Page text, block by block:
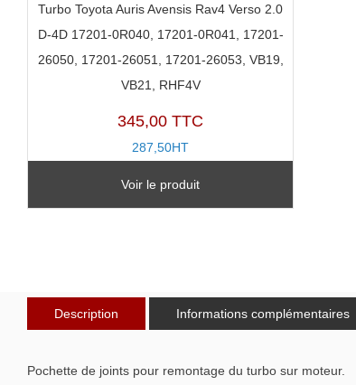
Turbo Toyota Auris Avensis Rav4 Verso 2.0
D-4D 17201-0R040, 17201-0R041, 17201-
26050, 17201-26051, 17201-26053, VB19,
VB21, RHF4V
345,00 TTC
287,50HT
Voir le produit
Description Informations complémentaires
Pochette de joints pour remontage du turbo sur moteur.